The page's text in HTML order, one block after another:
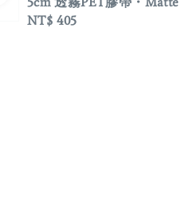
Regular
NT$ 405